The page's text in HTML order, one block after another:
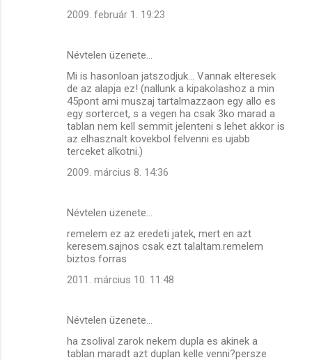
2009. február 1. 19:23
Névtelen üzenete…
Mi is hasonloan jatszodjuk... Vannak elteresek
de az alapja ez! (nallunk a kipakolashoz a min
45pont ami muszaj tartalmazzaon egy allo es
egy sortercet, s a vegen ha csak 3ko marad a
tablan nem kell semmit jelenteni s lehet akkor is
az elhasznalt kovekbol felvenni es ujabb
terceket alkotni.)
2009. március 8. 14:36
Névtelen üzenete…
remelem ez az eredeti jatek, mert en azt
keresem.sajnos csak ezt talaltam.remelem
biztos forras
2011. március 10. 11:48
Névtelen üzenete…
ha zsolival zarok nekem dupla es akinek a
tablan maradt azt duplan kelle venni?persze